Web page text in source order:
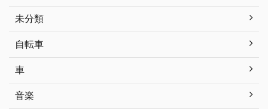
未分類
自転車
車
音楽